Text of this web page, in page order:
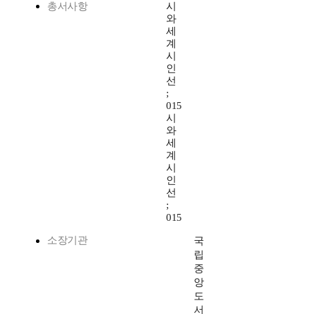
총서사항
시
와
세
계
시
인
선
;
015
시
와
세
계
시
인
선
;
015
소장기관
국
립
중
앙
도
서